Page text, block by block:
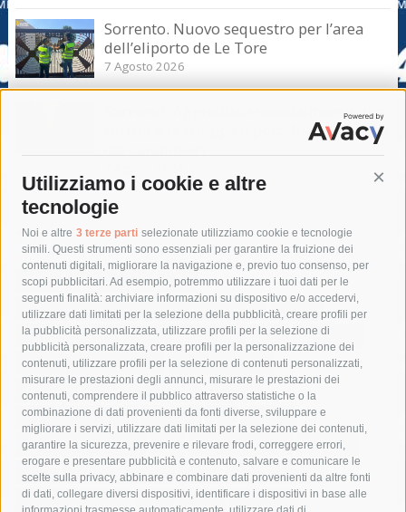
Utilizziamo i cookie e altre
tecnologie
Noi e altre 3 terze parti selezionate utilizziamo cookie e tecnologie
simili. Questi strumenti sono essenziali per garantire la fruizione dei
contenuti digitali, migliorare la navigazione e, previo tuo consenso, per
scopi pubblicitari. Ad esempio, potremmo utilizzare i tuoi dati per le
seguenti finalità: archiviare informazioni su dispositivo e/o accedervi,
utilizzare dati limitati per la selezione della pubblicità, creare profili per
la pubblicità personalizzata, utilizzare profili per la selezione di
pubblicità personalizzata, creare profili per la personalizzazione dei
contenuti, utilizzare profili per la selezione di contenuti personalizzati,
misurare le prestazioni degli annunci, misurare le prestazioni dei
contenuti, comprendere il pubblico attraverso statistiche o la
combinazione di dati provenienti da fonti diverse, sviluppare e
migliorare i servizi, utilizzare dati limitati per la selezione dei contenuti,
garantire la sicurezza, prevenire e rilevare frodi, correggere errori,
erogare e presentare pubblicità e contenuto, salvare e comunicare le
scelte sulla privacy, abbinare e combinare dati provenienti da altre fonti
di dati, collegare diversi dispositivi, identificare i dispositivi in base alle
Sorrento. Nuovo sequestro per l’area
dell’eliporto de Le Tore
7 Agosto 2026
Sorrento. Aggredisce sessualmente una
turista e le strappa il portafogli, fermato
Tag
acqua allerta meteo
anas
area marina protetta di punta campanella
arresto
Asl Napoli 3 sud
capitaneria di porto capri
carabinieri
castellammare di stabia
circumvesuviana
comune di sorrento
concerto
contagi
costiera amalfitana
covid-19 eav
elezioni
fondazione sorrento
gori guardia costiera
incidente
lavori
lorenzo balducelli mare
massa lubrense
massimo coppola
Meta napoli ordinanza